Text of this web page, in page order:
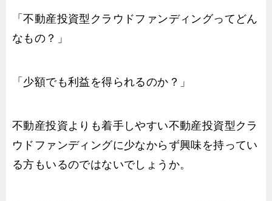
「不動産投資型クラウドファンディングってどん
なもの？」
「少額でも利益を得られるのか？」
不動産投資よりも着手しやすい不動産投資型クラ
ウドファンディングに少なからず興味を持ってい
る方もいるのではないでしょうか。